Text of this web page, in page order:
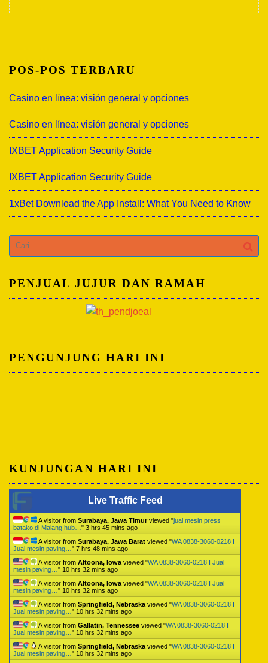
POS-POS TERBARU
Casino en línea: visión general y opciones
Casino en línea: visión general y opciones
IXBET Application Security Guide
IXBET Application Security Guide
1xBet Download the App Install: What You Need to Know
Cari
untuk:
PENJUAL JUJUR DAN RAMAH
PENGUNJUNG HARI INI
KUNJUNGAN HARI INI
Live Traffic Feed
A visitor from Surabaya, Jawa Timurviewed "jual mesin press
batako di Malang hub… " 3 hrs 45 mins ago
A visitor from Surabaya, Jawa Barat viewed "WA 0838-3060-0218 I
Jual mesin paving… " 7 hrs 48 mins ago
A visitor from Altoona, Iowa viewed "WA 0838-3060-0218 I Jual
mesin paving… " 10 hrs 32 mins ago
A visitor from Altoona, Iowa viewed "WA 0838-3060-0218 I Jual
mesin paving… " 10 hrs 32 mins ago
A visitor from Springfield, Nebraska viewed "WA 0838-3060-0218 I
Jual mesin paving… " 10 hrs 32 mins ago
A visitor from Gallatin, Tennessee viewed "WA 0838-3060-0218 I
Jual mesin paving… " 10 hrs 32 mins ago
A visitor from Springfield, Nebraska viewed "WA 0838-3060-0218 I
Jual mesin paving… " 10 hrs 32 mins ago